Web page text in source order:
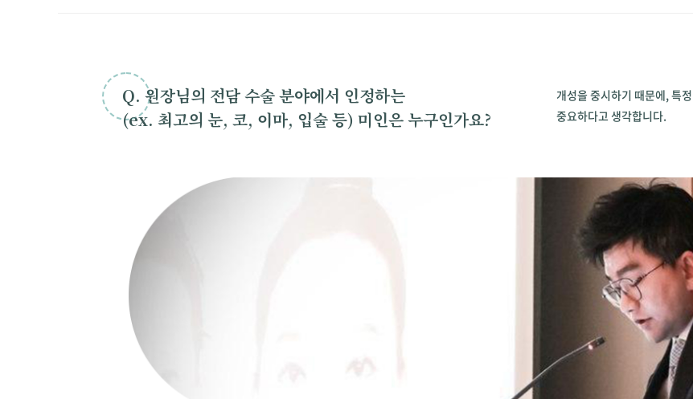
Q. 원장님의 전담 수술 분야에서 인정하는
(ex. 최고의 눈, 코, 이마, 입술 등) 미인은 누구인가요?
개성을 중시하기 때문에, 특
중요하다고 생각합니다.